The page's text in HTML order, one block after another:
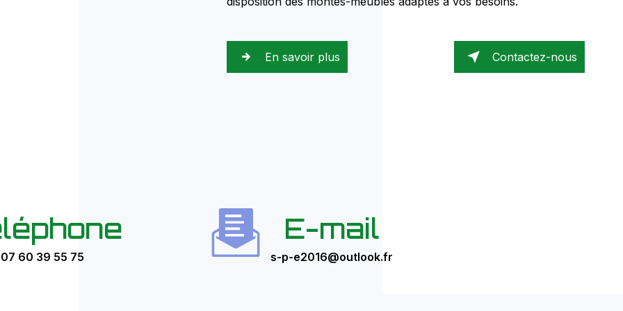
En savoir plus Contactez-nous
07 60 39 55 75
E-mail
s-p-e2016@outlook.fr